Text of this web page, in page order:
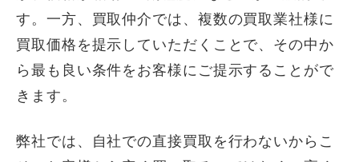
す。一方、買取仲介では、複数の買取業社様に
買取価格を提示していただくことで、その中か
ら最も良い条件をお客様にご提示することがで
きます。
弊社では、自社での直接買取を行わないからこ